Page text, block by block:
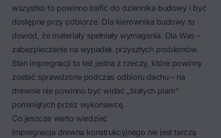
wszystko to powinno trafić do dziennika budowy i być
dostępne przy odbiorze. Dla kierownika budowy to
dowód, że materiały spełniały wymagania. Dla Was –
zabezpieczenie na wypadek przyszłych problemów.
Stan impregnacji to też jedna z rzeczy, które powinny
zostać sprawdzone podczas odbioru dachu – na
drewnie nie powinno być widać „białych plam"
pominiętych przez wykonawcę.
Co jeszcze warto wiedzieć
Impregnacja drewna konstrukcyjnego nie jest tarczą